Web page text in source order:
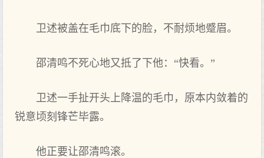
卫述被盖在毛巾底下的脸，不耐烦地蹙眉。
邵清鸣不死心地又抵了下他：“快看。”
卫述一手扯开头上降温的毛巾，原本内敛着的
锐意顷刻锋芒毕露。
他正要让邵清鸣滚。